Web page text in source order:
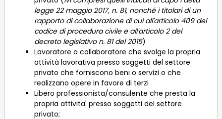
legge 22 maggio 2017, n. 81, nonché i titolari di un
rapporto di collaborazione di cui all'articolo 409 del
codice di procedura civile e all'articolo 2 del
decreto legislativo n. 81 del 2015)
Lavoratore o collaboratore che svolge la propria
attività lavorativa presso soggetti del settore
privato che forniscono beni o servizi o che
realizzano opere in favore di terzi
Libero professionista/consulente che presta la
propria attivita' presso soggetti del settore
privato;